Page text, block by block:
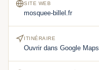
SITE WEB
mosquee-billel.fr
ITINÉRAIRE
Ouvrir dans Google